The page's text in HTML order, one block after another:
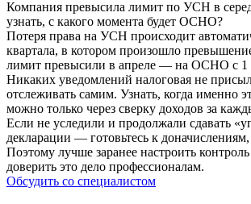
Компания превысила лимит по УСН в
узнать, с какого момента будет ОСНО?
Потеря права на УСН происходит
квартала, в котором произошло
лимит превысили в апреле — на ОСНО с 1
Никаких уведомлений налоговая не
отслеживать самим. Узнать, когда именно
можно только через сверку доходов за
Если не уследили и продолжали сдавать
декларации — готовьтесь к
Поэтому лучше заранее настроить
доверить это дело профессионалам.
Обсудить со специалистом